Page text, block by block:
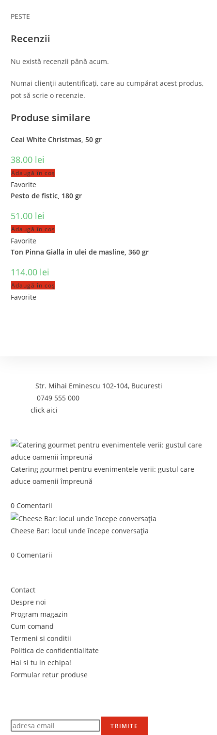
PESTE
Recenzii
Nu există recenzii până acum.
Numai clienții autentificați, care au cumpărat acest produs,
pot să scrie o recenzie.
Produse similare
Ceai White Christmas, 50 gr
38.00 lei
Adaugă în coș
Favorite
Pesto de fistic, 180 gr
51.00 lei
Adaugă în coș
Favorite
Ton Pinna Gialla in ulei de masline, 360 gr
114.00 lei
Adaugă în coș
Favorite
Adresa:Str. Mihai Eminescu 102-104, Bucuresti
Telefon:0749 555 000
Email:click aici
Catering gourmet pentru evenimentele verii: gustul care
aduce oamenii împreună
0 Comentarii
Cheese Bar: locul unde începe conversația
0 Comentarii
Contact
Despre noi
Program magazin
Cum comand
Termeni si conditii
Politica de confidentialitate
Hai si tu in echipa!
Formular retur produse
TRIMITE